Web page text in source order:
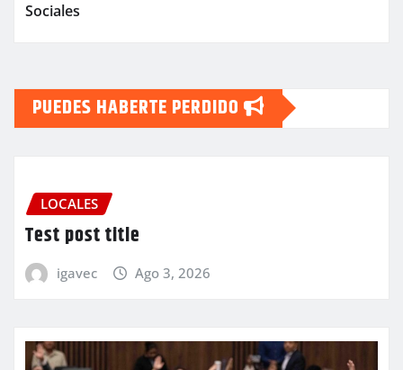
Sociales
PUEDES HABERTE PERDIDO
LOCALES
Test post title
igavec Ago 3, 2026